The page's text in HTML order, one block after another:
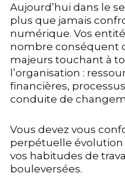
Aujourd’hui dans le
plus que jamais
numérique. Vos
nombre conséquent
majeurs touchant à
l’organisation :
financières,
conduite de
Vous devez vous
perpétuelle
vos habitudes de
bouleversées.